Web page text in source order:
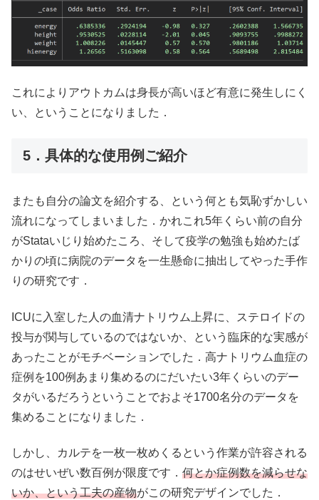
これによりアウトカムは身長が高いほど有意に発生しにく
い、ということになりました．
5．具体的な使用例ご紹介
またも自分の論文を紹介する、という何とも気恥ずかしい
流れになってしまいました．かれこれ5年くらい前の自分
がStataいじり始めたころ、そして疫学の勉強も始めたば
かりの頃に病院のデータを一生懸命に抽出してやった手作
りの研究です．
ICUに入室した人の血清ナトリウム上昇に、ステロイドの
投与が関与しているのではないか、という臨床的な実感が
あったことがモチベーションでした．高ナトリウム血症の
症例を100例あまり集めるのにだいたい3年くらいのデー
タがいるだろうということでおよそ1700名分のデータを
集めることになりました．
しかし、カルテを一枚一枚めくるという作業が許容される
のはせいぜい数百例が限度です． 何とか症例数を減らせな
いか、という工夫の産物がこの研究デザインでした．